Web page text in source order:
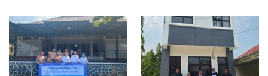
Mesuji